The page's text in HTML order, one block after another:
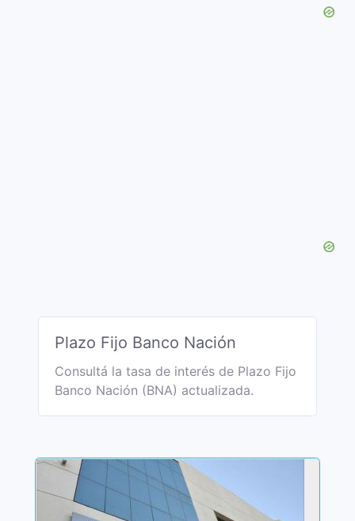
Plazo Fijo Banco Nación
Consultá la tasa de interés de Plazo Fijo
Banco Nación (BNA) actualizada.